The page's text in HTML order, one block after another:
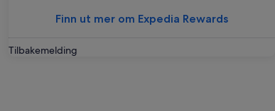
Finn ut mer om Expedia Rewards
Tilbakemelding